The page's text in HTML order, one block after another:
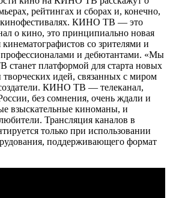
рейтингах и сборах и, конечно,
КИНО ТВ — это
о кино, это принципиально новая
со зрителями и
и дебютантами. «Мы
платформой для старта новых
творческих идей, связанных с миром
КИНО ТВ — телеканал,
без сомнения, очень ждали и
взыскательные киноманы, и
Трансляция каналов в
только при использовании
поддерживающего формат